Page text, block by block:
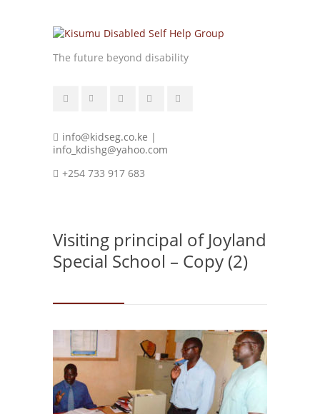
The future beyond disability
info@kidseg.co.ke |
info_kdishg@yahoo.com
+254 733 917 683
Visiting principal of Joyland
Special School – Copy (2)